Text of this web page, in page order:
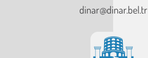
dinar@dinar.bel.tr